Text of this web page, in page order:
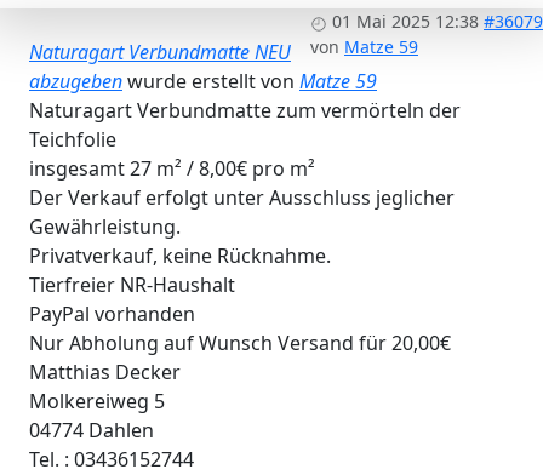
01 Mai 2025 12:38 #36079
von Matze 59
Naturagart Verbundmatte NEU
abzugebenwurde erstellt von Matze 59
Naturagart Verbundmatte zum vermörteln der
Teichfolie
insgesamt 27 m² / 8,00€ pro m²
Der Verkauf erfolgt unter Ausschluss jeglicher
Gewährleistung.
Privatverkauf, keine Rücknahme.
Tierfreier NR-Haushalt
PayPal vorhanden
Nur Abholung auf Wunsch Versand für 20,00€
Matthias Decker
Molkereiweg 5
04774 Dahlen
Tel. : 03436152744